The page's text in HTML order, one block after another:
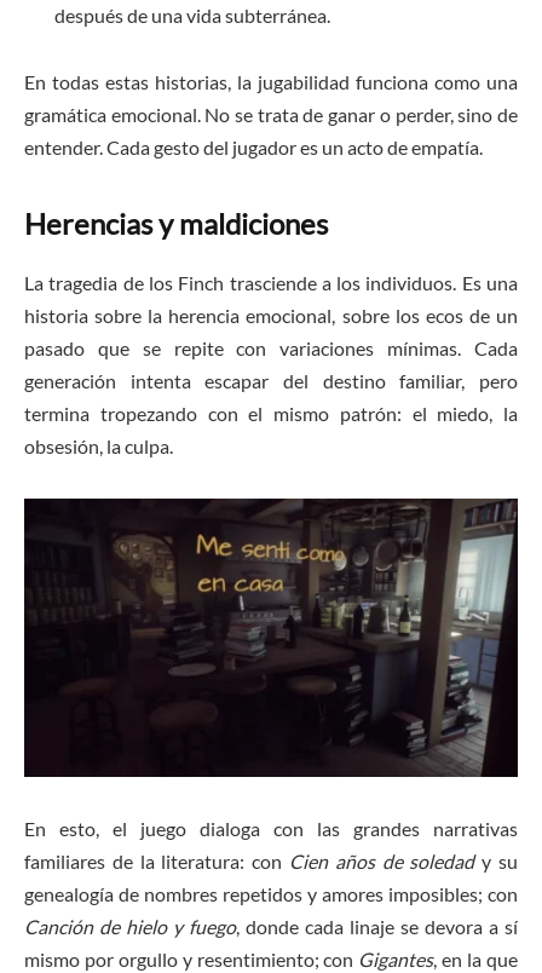
después de una vida subterránea.
En todas estas historias, la jugabilidad funciona como una
gramática emocional. No se trata de ganar o perder, sino de
entender. Cada gesto del jugador es un acto de empatía.
Herencias y maldiciones
La tragedia de los Finch trasciende a los individuos. Es una
historia sobre la herencia emocional, sobre los ecos de un
pasado que se repite con variaciones mínimas. Cada
generación intenta escapar del destino familiar, pero
termina tropezando con el mismo patrón: el miedo, la
obsesión, la culpa.
En esto, el juego dialoga con las grandes narrativas
familiares de la literatura: con Cien años de soledady su
genealogía de nombres repetidos y amores imposibles; con
Canción de hielo y fuego, donde cada linaje se devora a sí
mismo por orgullo y resentimiento; con Gigantes, en la que